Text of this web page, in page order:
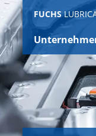
Zum
Inhalt
FUCHS